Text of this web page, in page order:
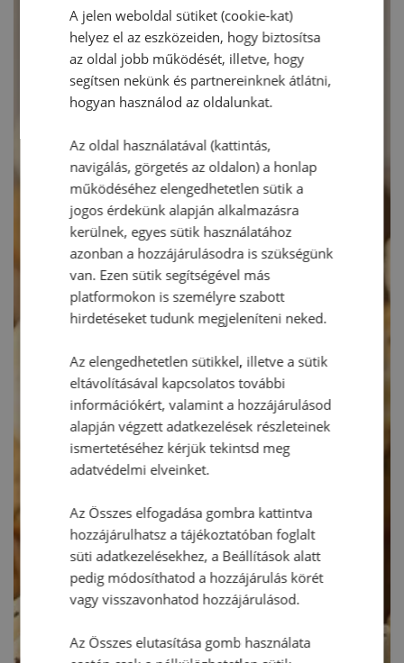
A jelen weboldal sütiket (cookie-kat)
helyez el az eszközeiden, hogy biztosítsa
az oldal jobb működését, illetve, hogy
segítsen nekünk és partnereinknek átlátni,
hogyan használod az oldalunkat.
Az oldal használatával (kattintás,
navigálás, görgetés az oldalon) a honlap
működéséhez elengedhetetlen sütik a
jogos érdekünk alapján alkalmazásra
kerülnek, egyes sütik használatához
azonban a hozzájárulásodra is szükségünk
van. Ezen sütik segítségével más
platformokon is személyre szabott
hirdetéseket tudunk megjeleníteni neked.
Az elengedhetetlen sütikkel, illetve a sütik
eltávolításával kapcsolatos további
információkért, valamint a hozzájárulásod
alapján végzett adatkezelések részleteinek
ismertetéséhez kérjük tekintsd meg
adatvédelmi elveinket.
Az Összes elfogadása gombra kattintva
hozzájárulhatsz a tájékoztatóban foglalt
süti adatkezelésekhez, a Beállítások alatt
pedig módosíthatod a hozzájárulás körét
vagy visszavonhatod hozzájárulásod.
Az Összes elutasítása gomb használata